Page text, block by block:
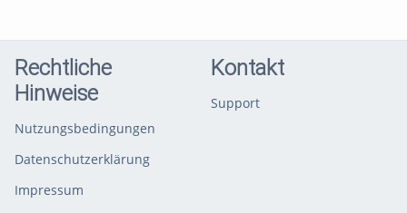
Rechtliche
Hinweise
Nutzungsbedingungen
Datenschutzerklärung
Impressum
Kontakt
Support